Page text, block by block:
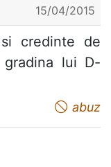
15/04/2015
credinte de
lui D-
abuz